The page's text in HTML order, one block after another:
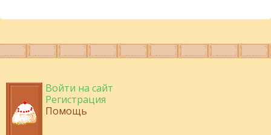
Войти на сайт
Регистрация
Помощь